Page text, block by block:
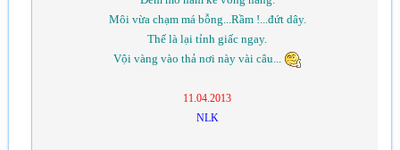
Môi vừa chạm má bỗng...Rầm !...đứt dây.
Thế là lại tỉnh giấc ngay.
Vội vàng vào thả nơi này vài câu...
11.04.2013
NLK